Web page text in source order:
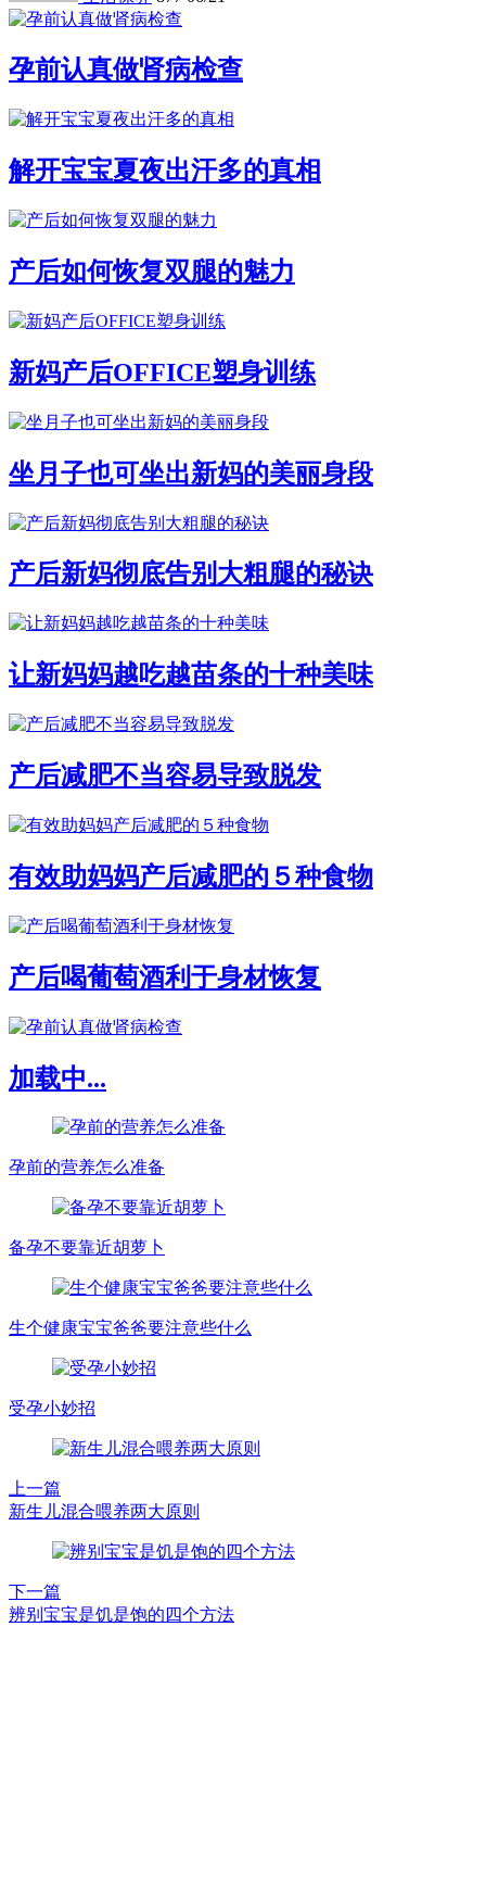
孕前认真做肾病检查
解开宝宝夏夜出汗多的真相
产后如何恢复双腿的魅力
新妈产后OFFICE塑身训练
坐月子也可坐出新妈的美丽身段
产后新妈彻底告别大粗腿的秘诀
让新妈妈越吃越苗条的十种美味
产后减肥不当容易导致脱发
有效助妈妈产后减肥的５种食物
产后喝葡萄酒利于身材恢复
加载中...
孕前的营养怎么准备
备孕不要靠近胡萝卜
生个健康宝宝爸爸要注意些什么
受孕小妙招
上一篇
新生儿混合喂养两大原则
下一篇
辨别宝宝是饥是饱的四个方法